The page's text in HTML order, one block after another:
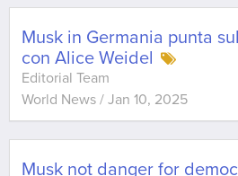
Musk in Germania punta
con Alice Weidel
Editorial Team
World News / Jan 10, 2025
Musk not danger for